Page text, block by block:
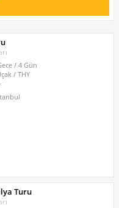
/ 4 Gün
/ THY
Turu